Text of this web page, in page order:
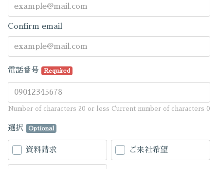
Confirm email
電話番号 Required
Number of characters 20 or less Current number of characters 0
選択 Optional
資料請求 ご来社希望